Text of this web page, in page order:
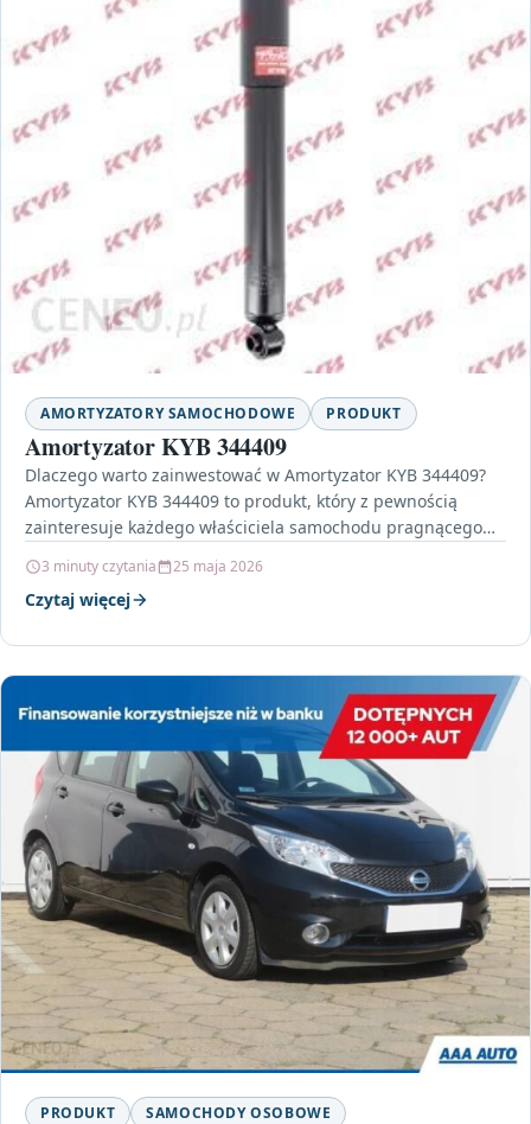
AMORTYZATORY SAMOCHODOWE PRODUKT
Amortyzator KYB 344409
Dlaczego warto zainwestować w Amortyzator KYB 344409?
Amortyzator KYB 344409 to produkt, który z pewnością
zainteresuje każdego właściciela samochodu pragnącego
3 minuty czytania 25 maja 2026
Czytaj więcej
PRODUKT SAMOCHODY OSOBOWE